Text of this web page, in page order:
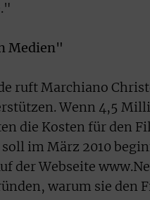
Medien"
ruft Marchiano
Wenn 4,5
die Kosten für den
im März 2010
der Webseite
warum sie den